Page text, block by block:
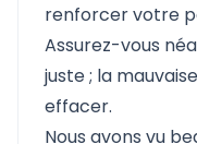
renforcer votre
Assurez-vous
juste ; la
effacer.
Nous avons vu